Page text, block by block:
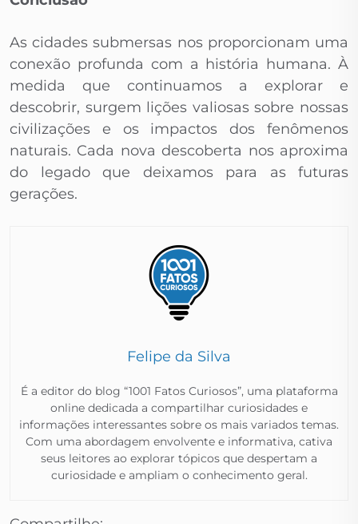
As cidades submersas nos proporcionam uma
conexão profunda com a história humana. À
medida que continuamos a explorar e
descobrir, surgem lições valiosas sobre nossas
civilizações e os impactos dos fenômenos
naturais. Cada nova descoberta nos aproxima
do legado que deixamos para as futuras
gerações.
Felipe da Silva
É a editor do blog “1001 Fatos Curiosos”, uma plataforma
online dedicada a compartilhar curiosidades e
informações interessantes sobre os mais variados temas.
Com uma abordagem envolvente e informativa, cativa
seus leitores ao explorar tópicos que despertam a
curiosidade e ampliam o conhecimento geral.​